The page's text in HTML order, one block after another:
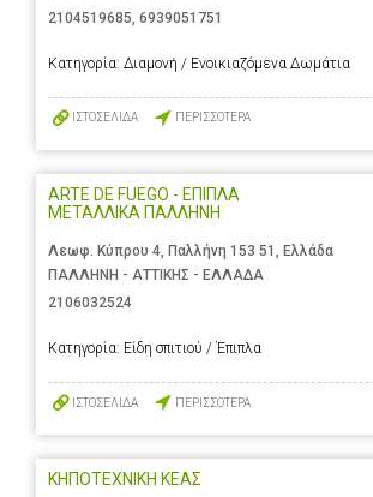
2104519685 6939051751
Κατηγορία: Διαμονή / Ενοικιαζόμενα Δωμάτια
ΙΣΤΟΣΕΛΙΔΑ ΠΕΡΙΣΣΟΤΕΡΑ
ARTE DE FUEGO - ΕΠΙΠΛΑ
ΜΕΤΑΛΛΙΚΑ ΠΑΛΛΗΝΗ
Λεωφ. Κύπρου 4, Παλλήνη 153 51, Ελλάδα
ΠΑΛΛΗΝΗ - ΑΤΤΙΚΗΣ - ΕΛΛΑΔΑ
2106032524
Κατηγορία: Είδη σπιτιού / Έπιπλα
ΙΣΤΟΣΕΛΙΔΑ ΠΕΡΙΣΣΟΤΕΡΑ
ΚΗΠΟΤΕΧΝΙΚΗ ΚΕΑΣ